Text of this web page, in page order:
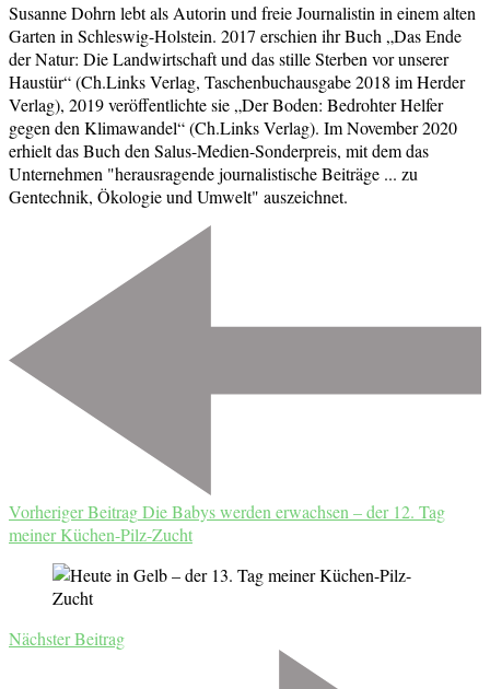
Susanne Dohrn lebt als Autorin und freie Journalistin in einem alten
Garten in Schleswig-Holstein. 2017 erschien ihr Buch „Das Ende
der Natur: Die Landwirtschaft und das stille Sterben vor unserer
Haustür“ (Ch.Links Verlag, Taschenbuchausgabe 2018 im Herder
Verlag), 2019 veröffentlichte sie „Der Boden: Bedrohter Helfer
gegen den Klimawandel“ (Ch.Links Verlag). Im November 2020
erhielt das Buch den Salus-Medien-Sonderpreis, mit dem das
Unternehmen "herausragende journalistische Beiträge ... zu
Gentechnik, Ökologie und Umwelt" auszeichnet.
Beitragsnavigation
Vorheriger BeitragDie Babys werden erwachsen – der 12. Tag
meiner Küchen-Pilz-Zucht
Nächster Beitrag